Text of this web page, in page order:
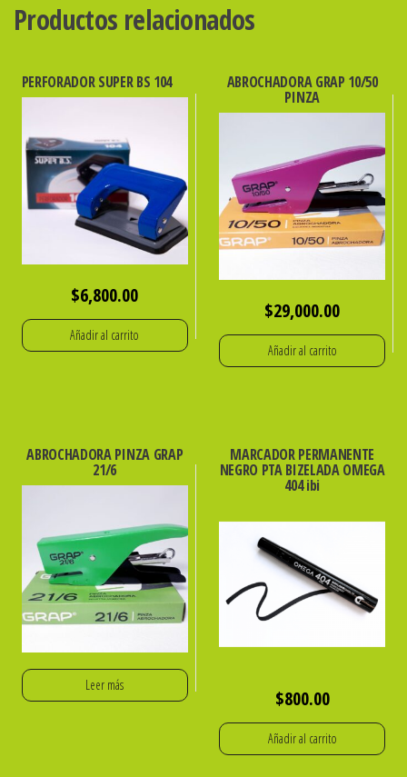
48X90
cantidad
Productos relacionados
PERFORADOR SUPER BS 104
$6,800.00
Añadir al carrito
ABROCHADORA GRAP 10/50
PINZA
$29,000.00
Añadir al carrito
ABROCHADORA PINZA GRAP
21/6
Leer más
MARCADOR PERMANENTE
NEGRO PTA BIZELADA OMEGA
404 ibi
$800.00
Añadir al carrito